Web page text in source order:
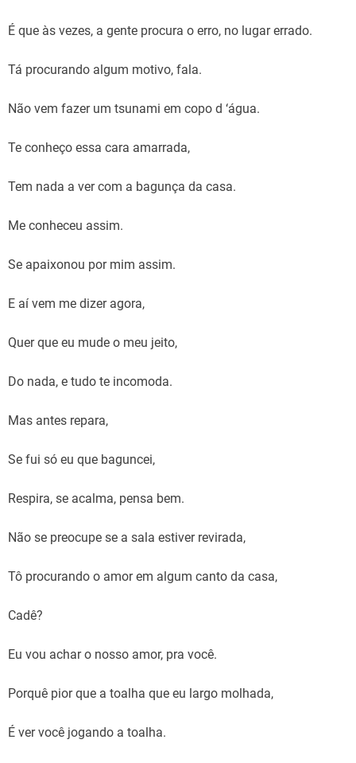
É que às vezes, a gente procura o erro, no lugar errado.
Tá procurando algum motivo, fala.
Não vem fazer um tsunami em copo d ‘água.
Te conheço essa cara amarrada,
Tem nada a ver com a bagunça da casa.
Me conheceu assim.
Se apaixonou por mim assim.
E aí vem me dizer agora,
Quer que eu mude o meu jeito,
Do nada, e tudo te incomoda.
Mas antes repara,
Se fui só eu que baguncei,
Respira, se acalma, pensa bem.
Não se preocupe se a sala estiver revirada,
Tô procurando o amor em algum canto da casa,
Cadê?
Eu vou achar o nosso amor, pra você.
Porquê pior que a toalha que eu largo molhada,
É ver você jogando a toalha.